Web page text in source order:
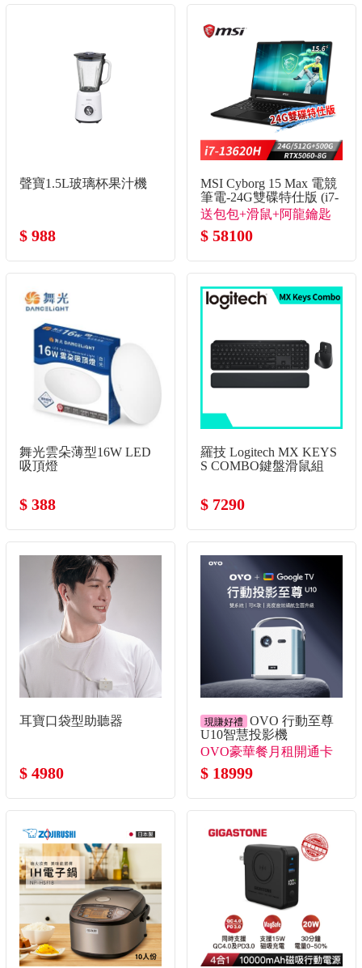
聲寶1.5L玻璃杯果汁機
$ 988
MSI Cyborg 15 Max 電競
筆電-24G雙碟特仕版 (i7-
13620H/24G/512G+500G/
8G/Win11)
送包包+滑鼠+阿龍鑰匙
圈(不挑款)+石中劍
$ 58100
舞光雲朵薄型16W LED
吸頂燈
$ 388
羅技 Logitech MX KEYS
S COMBO鍵盤滑鼠組
$ 7290
耳寶口袋型助聽器
$ 4980
現賺好禮
OVO 行動至尊
U10智慧投影機
OVO豪華餐月租開通卡
+送月租開通卡*3！+送
$ 18999